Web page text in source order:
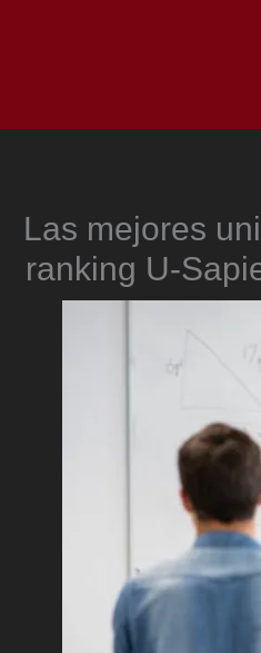
Las mejores
ranking U-